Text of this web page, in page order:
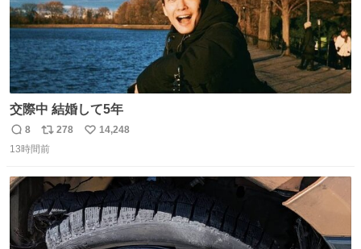
交際中 結婚して5年
返
信
8
リ
ポ
ト
数
278
い
数
14,248
13時間前